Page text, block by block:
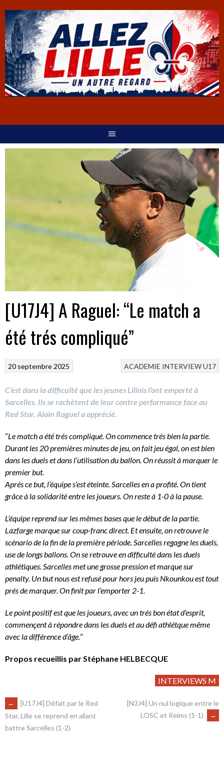
[U17J4] A Raguel: “Le match a
été trés compliqué”
ACADEMIE INTERVIEWU17
20 septembre 2025
C’est dans la difficulté que les jeunes Lillois l’ont emporté à
Sarcelles. Ils se rachètent de leur contre performance face au
Red Star. Alain Raguel a apprécié.
“Le match a été trés compliqué. On commence trés bien la partie.
Durant les 20 premières minutes de jeu, on fait jeu égal, on est bien
dans les duels et dans l’utilisation du ballon. On réussit à marquer le
premier but.
Aprés ce but, l’équipe s’est éteinte. Sarcelles en a profité. On tient
grâce à la solidarité entre les joueurs. On reste à 1-0 à la pause.
L’équipe reprend sur les mêmes bases que le début de la partie.
Lazfarge marque sur coup-franc direct. Et ensuite, on retrouve le
scénario de la fin de la première période. Sarcelles regagne les duels,
use de longs ballons. On se retrouve en difficulté dans les duels
athlétiques. Sarcelles met une grosse pression et marque sur
penalty. Un but nous est refusé pour hors jeu puis Nkounkou est tout
prés de marquer. On finit par l’emporter 2-1.
Le point positif est que les joueurs, avec un trés bon état d’esprit,
commençent à répondre dans les duels et au défi athlétque même
avec la différence d’âge.“
Propos recueillis par Stéphane HELBECQUE
INTERVIEWS M
←
[U17J4] Défait par le Red
Star, Lille se reprend en allant
battre Sarcelles (1-2)
[N3J4] Un nul logique entre le
LOSC et Reims (1-1)
→